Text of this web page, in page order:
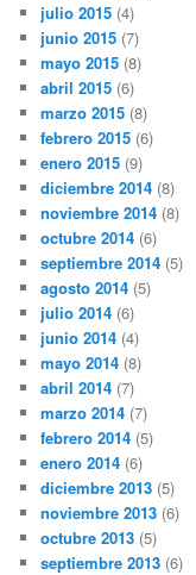
julio 2015 (4)
junio 2015 (7)
mayo 2015 (8)
abril 2015 (6)
marzo 2015 (8)
febrero 2015 (6)
enero 2015 (9)
diciembre 2014 (8)
noviembre 2014 (8)
octubre 2014 (6)
septiembre 2014 (5)
agosto 2014 (5)
julio 2014 (6)
junio 2014 (4)
mayo 2014 (8)
abril 2014 (7)
marzo 2014 (7)
febrero 2014 (5)
enero 2014 (6)
diciembre 2013 (5)
noviembre 2013 (6)
octubre 2013 (5)
septiembre 2013 (6)